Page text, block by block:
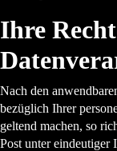
Ihre
Nach den
bezüglich Ihrer
geltend machen, so
Post unter eindeutiger